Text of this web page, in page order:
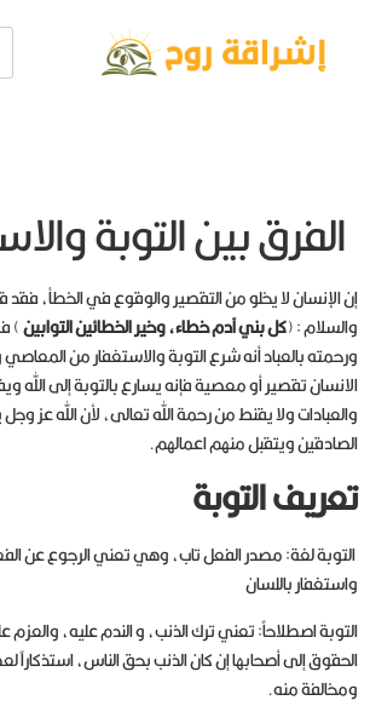
الفرق بين التوبة
إن الإنسان لا يخلو من التقصير والوقوع في الخطأ، فقد
والسلام : (كل بني آدم خطاء، وخير الخطائين التوابين)
ورحمته بالعباد أنه شرع التوبة والاستغفار من
الانسان تقصير أو معصية فإنه يسارع بالتوبة إلى الله
والعبادات ولا يقنط من رحمة الله تعالى، لأن الله عز
الصادقين ويتقبل منهم اعمالهم.
تعريف التوبة
التوبة لغة: مصدر الفعل تاب، وهي تعني الرجوع عن
واستغفار باللسان
التوبة اصطلاحاً: تعني ترك الذنب، و الندم عليه،
الحقوق إلى أصحابها إن كان الذنب بحق الناس، استذكاراً
ومخالفة منه.